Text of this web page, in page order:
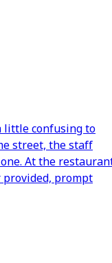
little confusing to
street, the staff
At the
prompt